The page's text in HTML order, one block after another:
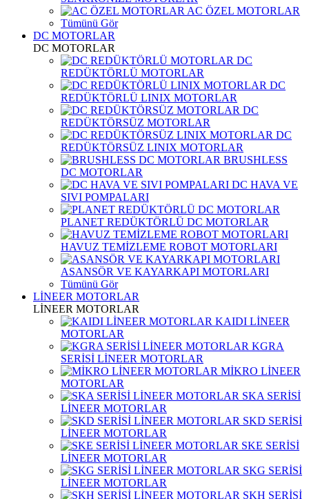
AC ÖZEL MOTORLAR
Tümünü Gör
DC MOTORLAR
DC MOTORLAR
DC
REDÜKTÖRLÜ MOTORLAR
DC
REDÜKTÖRLÜ LINIX MOTORLAR
DC
REDÜKTÖRSÜZ MOTORLAR
DC
REDÜKTÖRSÜZ LINIX MOTORLAR
BRUSHLESS
DC MOTORLAR
DC HAVA VE
SIVI POMPALARI
PLANET REDÜKTÖRLÜ DC MOTORLAR
HAVUZ TEMİZLEME ROBOT MOTORLARI
ASANSÖR VE KAYARKAPI MOTORLARI
Tümünü Gör
LİNEER MOTORLAR
LİNEER MOTORLAR
KAIDI LİNEER
MOTORLAR
KGRA
SERİSİ LİNEER MOTORLAR
MİKRO LİNEER
MOTORLAR
SKA SERİSİ
LİNEER MOTORLAR
SKD SERİSİ
LİNEER MOTORLAR
SKE SERİSİ
LİNEER MOTORLAR
SKG SERİSİ
LİNEER MOTORLAR
SKH SERİSİ